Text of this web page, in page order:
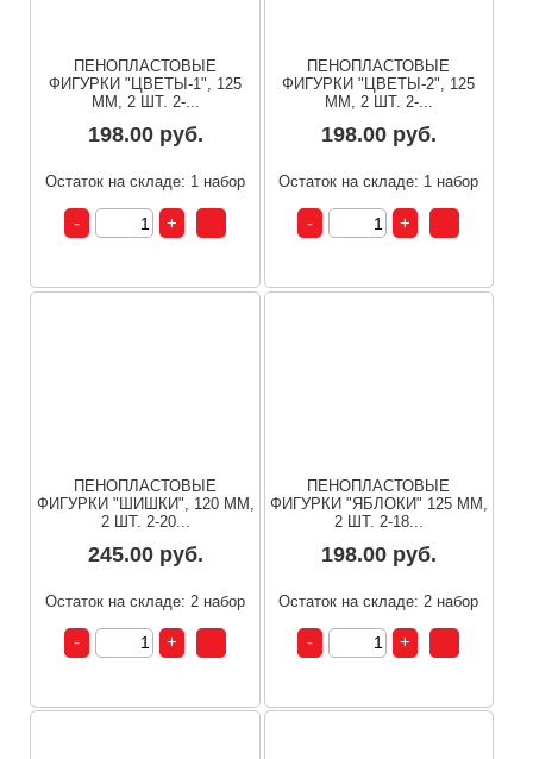
ПЕНОПЛАСТОВЫЕ
ФИГУРКИ "ЦВЕТЫ-1", 125
ММ, 2 ШТ. 2-...
198.00 руб.
Остаток на складе: 1 набор
ПЕНОПЛАСТОВЫЕ
ФИГУРКИ "ЦВЕТЫ-2", 125
ММ, 2 ШТ. 2-...
198.00 руб.
Остаток на складе: 1 набор
ПЕНОПЛАСТОВЫЕ
ФИГУРКИ "ШИШКИ", 120 ММ,
2 ШТ. 2-20...
245.00 руб.
Остаток на складе: 2 набор
ПЕНОПЛАСТОВЫЕ
ФИГУРКИ "ЯБЛОКИ" 125 ММ,
2 ШТ. 2-18...
198.00 руб.
Остаток на складе: 2 набор